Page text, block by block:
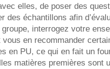
elles, de poser des
des échantillons afin
groupe, interrogez votre
en recommander
en PU, ce qui en fait un
matières premières sont